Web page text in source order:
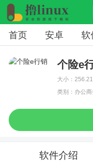
首页 安卓 软
个险e
大小：
类别：办公商
软件介绍